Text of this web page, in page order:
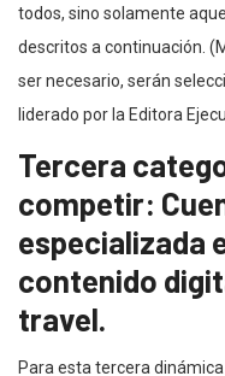
todos, sino solamente
descritos a continuación.
ser necesario, serán
liderado por la Editora
Tercera
competir:
especializada
contenido
travel.
Para esta tercera